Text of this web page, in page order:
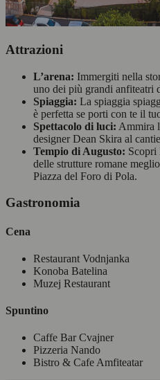
Attrazioni
L’arena: Immergiti nella
uno dei più grandi anfiteatri
Spiaggia: La spiaggia
è perfetta se porti con te il
Spettacolo di luci: Ammira
designer Dean Skira al
Tempio di Augusto: Scopri
delle strutture romane
Piazza del Foro di Pola.
Gastronomia
Cena
Restaurant Vodnjanka
Konoba Batelina
Muzej Restaurant
Spuntino
Caffe Bar Cvajner
Pizzeria Nando
Bistro & Cafe Amfiteatar